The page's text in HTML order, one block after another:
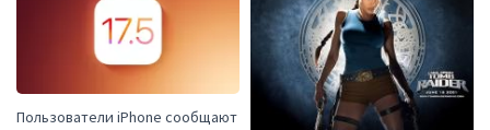
Пользователи iPhone сообщают